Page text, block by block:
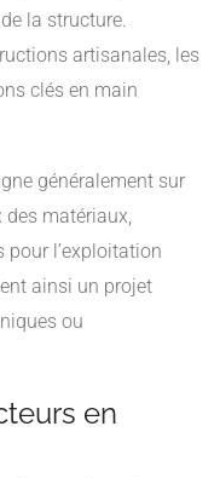
la structure.
artisanales, les
clés en main
généralement sur
matériaux,
l’exploitation
ainsi un projet
ou
en